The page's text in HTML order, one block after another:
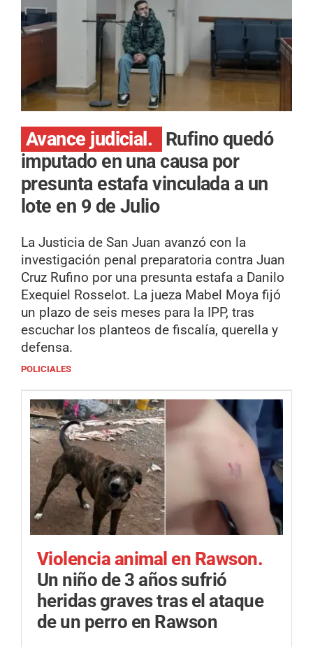
Avance judicial.
Rufino quedó
imputado en una causa por
presunta estafa vinculada a un
lote en 9 de Julio
La Justicia de San Juan avanzó con la
investigación penal preparatoria contra Juan
Cruz Rufino por una presunta estafa a Danilo
Exequiel Rosselot. La jueza Mabel Moya fijó
un plazo de seis meses para la IPP, tras
escuchar los planteos de fiscalía, querella y
defensa.
POLICIALES
Violencia animal en Rawson.
Un niño de 3 años sufrió
heridas graves tras el ataque
de un perro en Rawson